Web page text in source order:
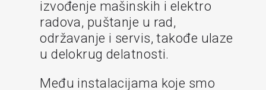
izvođenje mašinskih i elektro
radova, puštanje u rad,
održavanje i servis, takođe ulaze
u delokrug delatnosti.
Među instalacijama koje smo